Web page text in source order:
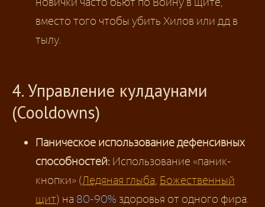
вместо того чтобы убить Хилов или дд в
тылу.
4. Управление кулдаунами
(Cooldowns)
Паническое использование дефенсивных
способностей: Использование «паник-
кнопки» (Ледяная глыба, Божественный
щит) на 80-90% здоровья от одного фира.